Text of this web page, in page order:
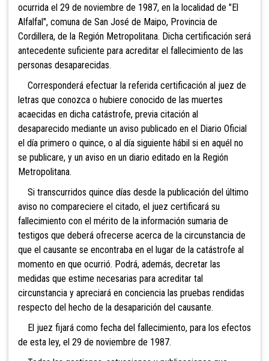
ocurrida el 29 de noviembre de 1987, en la localidad de "El
Alfalfal", comuna de San José de Maipo, Provincia de
Cordillera, de la Región Metropolitana. Dicha certificación será
antecedente suficiente para acreditar el fallecimiento de las
personas desaparecidas.
Corresponderá efectuar la referida certificación al juez de
letras que conozca o hubiere conocido de las muertes
acaecidas en dicha catástrofe, previa citación al
desaparecido mediante un aviso publicado en el Diario Oficial
el día primero o quince, o al día siguiente hábil si en aquél no
se publicare, y un aviso en un diario editado en la Región
Metropolitana.
Si transcurridos quince días desde la publicación del último
aviso no compareciere el citado, el juez certificará su
fallecimiento con el mérito de la información sumaria de
testigos que deberá ofrecerse acerca de la circunstancia de
que el causante se encontraba en el lugar de la catástrofe al
momento en que ocurrió. Podrá, además, decretar las
medidas que estime necesarias para acreditar tal
circunstancia y apreciará en conciencia las pruebas rendidas
respecto del hecho de la desaparición del causante.
El juez fijará como fecha del fallecimiento, para los efectos
de esta ley, el 29 de noviembre de 1987.